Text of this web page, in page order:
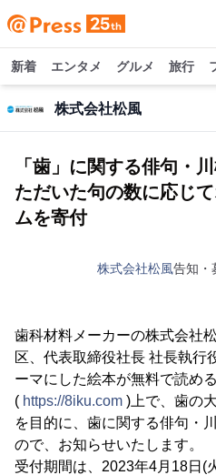
新着 エンタメ グルメ 旅行
株式会社松風
「歯」に関する俳句・
ただいた句の数に応じ
ムを寄付
株式会社松風告知・
歯科材料メーカーの株式会社
区、代表取締役社長 社長執行
ーマにした絵本が無料で読め
( https://8iku.com )上で、歯の
を目的に、歯に関する俳句・
ので、お知らせいたします。
受付期間は、2023年4月18日(